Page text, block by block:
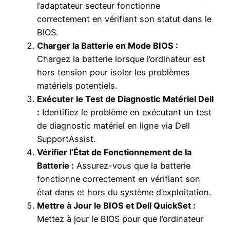
l’adaptateur secteur fonctionne
correctement en vérifiant son statut dans le
BIOS.
Charger la Batterie en Mode BIOS :
Chargez la batterie lorsque l’ordinateur est
hors tension pour isoler les problèmes
matériels potentiels.
Exécuter le Test de Diagnostic Matériel Dell
: Identifiez le problème en exécutant un test
de diagnostic matériel en ligne via Dell
SupportAssist.
Vérifier l’État de Fonctionnement de la
Batterie : Assurez-vous que la batterie
fonctionne correctement en vérifiant son
état dans et hors du système d’exploitation.
Mettre à Jour le BIOS et Dell QuickSet :
Mettez à jour le BIOS pour que l’ordinateur